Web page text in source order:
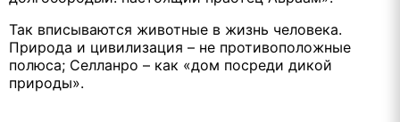
Так вписываются животные в жизнь человека.
Природа и цивилизация – не противоположные
полюса; Селланро – как «дом посреди дикой
природы».